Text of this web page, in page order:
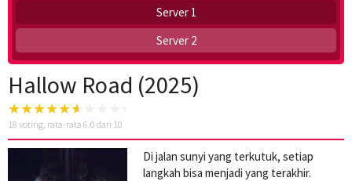
Server 1
Server 2
Hallow Road (2025)
18 voting, rata-rata 6.0 dari 10
Di jalan sunyi yang terkutuk, setiap
langkah bisa menjadi yang terakhir.